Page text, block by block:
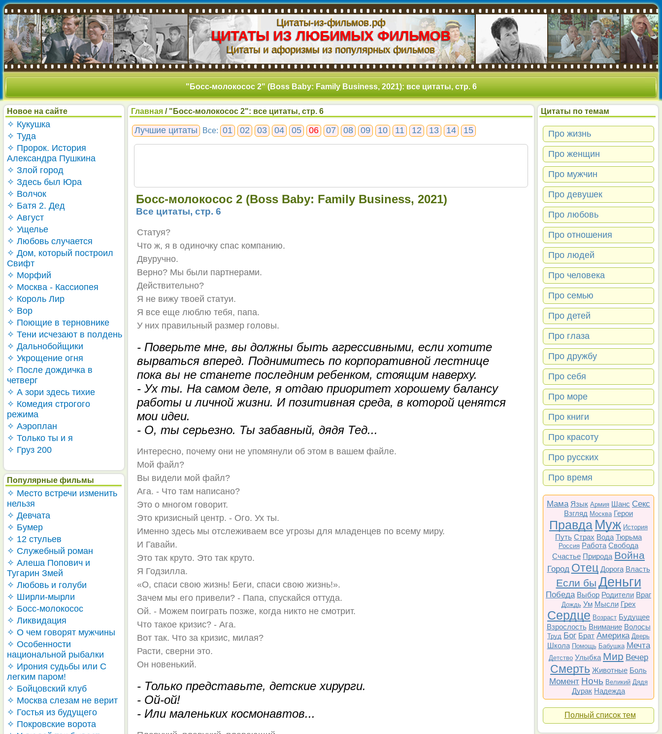
Цитаты-из-фильмов.рф
ЦИТАТЫ ИЗ ЛЮБИМЫХ ФИЛЬМОВ
Цитаты и афоризмы из популярных фильмов
"Босс-молокосос 2" (Boss Baby: Family Business, 2021): все цитаты, стр. 6
Новое на сайте
✧ Кукушка
✧ Туда
✧ Пророк. История
Александра Пушкина
✧ Злой город
✧ Здесь был Юра
✧ Волчок
✧ Батя 2. Дед
✧ Август
✧ Ущелье
✧ Любовь случается
✧ Дом, который построил
Свифт
✧ Морфий
✧ Москва - Кассиопея
✧ Король Лир
✧ Вор
✧ Поющие в терновнике
✧ Тени исчезают в полдень
✧ Дальнобойщики
✧ Укрощение огня
✧ После дождичка в
четверг
✧ А зори здесь тихие
✧ Комедия строгого
режима
✧ Аэроплан
✧ Только ты и я
✧ Груз 200
Популярные фильмы
✧ Место встречи изменить
нельзя
✧ Девчата
✧ Бумер
✧ 12 стульев
✧ Служебный роман
✧ Алеша Попович и
Тугарин Змей
✧ Любовь и голуби
✧ Ширли-мырли
✧ Босс-молокосос
✧ Ликвидация
✧ О чем говорят мужчины
✧ Особенности
национальной рыбалки
✧ Ирония судьбы или С
легким паром!
✧ Бойцовский клуб
✧ Москва слезам не верит
✧ Гостья из будущего
✧ Покровские ворота
Цитаты по темам
Про жизнь
Про женщин
Про мужчин
Про девушек
Про любовь
Про отношения
Про людей
Про человека
Про семью
Про детей
Про глаза
Про дружбу
Про себя
Про море
Про книги
Про красоту
Про русских
Про время
Мама Язык Армия Шанс Секс
Взгляд Москва Герои
Правда Муж История
Путь Страх Вода Тюрьма
Россия Работа Свобода
Счастье Природа Война
Город Отец Дорога Власть
Если бы Деньги
Победа Выбор Родители Враг
Дождь Ум Мысли Грех
Сердце Возраст Будущее
Взрослость Внимание Волосы
Труд Бог Брат Америка Дверь
Школа Помощь Бабушка Мечта
Детство Улыбка Мир Вечер
Смерть Животные Боль
Момент Ночь Великий Дядя
Дурак Надежда
Полный список тем
Главная / "Босс-молокосос 2": все цитаты, стр. 6
Лучшие цитаты Все: 01 02 03 04 05 06 07 08 09 10 11 12 13 14 15
Босс-молокосос 2 (Boss Baby: Family Business, 2021)
Все цитаты, стр. 6
Статуя?
Что ж, я в одиночку спас компанию.
Двуручно.
Верно? Мы были партнерами.
Действительно?
Я не вижу твоей статуи.
Я все еще люблю тебя, папа.
У них правильный размер головы.
- Поверьте мне, вы должны быть агрессивными, если хотите
вырваться вперед. Поднимитесь по корпоративной лестнице
пока вы не станете последним ребенком, стоящим наверху.
- Ух ты. На самом деле, я отдаю приоритет хорошему балансу
работы и личной жизни. И позитивная среда, в которой ценятся
мои идеи.
- О, ты серьезно. Ты забавный, дядя Тед...
Интересно, почему они не упомянули об этом в вашем файле.
Мой файл?
Вы видели мой файл?
Ага. - Что там написано?
Это о многом говорит.
Это кризисный центр. - Ого. Ух ты.
Именно здесь мы отслеживаем все угрозы для младенцев по всему миру.
И Гавайи.
Это так круто. Это так круто.
Я Годзилла.
«О, спаси свою жизнь! Беги, спаси свою жизнь!».
Зачем мы его привели? - Папа, спускайся оттуда.
Ой. - Можем поиграть позже, когда никто не смотрит.
Что такое кризис? - Ага.
Вот так. Что за кризис, милая?
Расти, сверни это.
Он новенький.
- Только представьте, детские хирурги.
- Ой-ой!
- Или маленьких космонавтов...